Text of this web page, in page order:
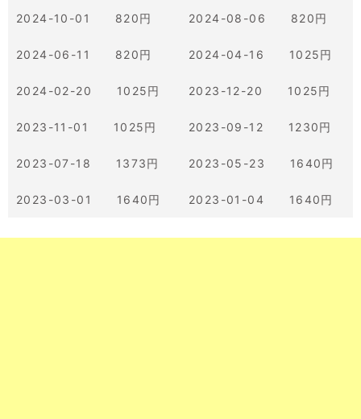
2024-10-01 820円 2024-08-06 820円
2024-06-11 820円 2024-04-16 1025円
2024-02-20 1025円 2023-12-20 1025円
2023-11-01 1025円 2023-09-12 1230円
2023-07-18 1373円 2023-05-23 1640円
2023-03-01 1640円 2023-01-04 1640円